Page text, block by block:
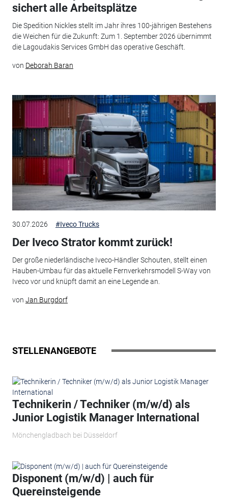
sichert alle Arbeitsplätze
Die Spedition Nickles stellt im Jahr ihres 100-jährigen Bestehens
die Weichen für die Zukunft: Zum 1. September 2026 übernimmt
die Lagoudakis Services GmbH das operative Geschäft.
von Deborah Baran
30.07.2026 #Iveco Trucks
Der Iveco Strator kommt zurück!
Der große niederländische Iveco-Händler Schouten, stellt einen
Hauben-Umbau für das aktuelle Fernverkehrsmodell S-Way von
Iveco vor und knüpft damit an eine Legende an.
von Jan Burgdorf
STELLENANGEBOTE
Technikerin / Techniker (m/w/d) als
Junior Logistik Manager International
Mönchengladbach bei Düsseldorf
Disponent (m/w/d) | auch für
Quereinsteigende